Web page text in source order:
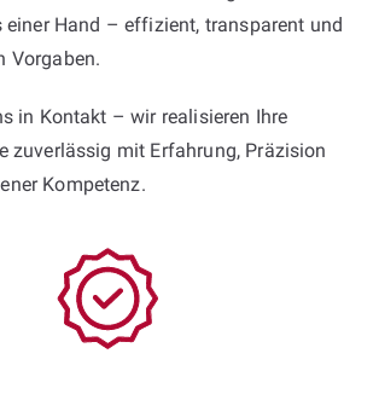
einer Hand – effizient, transparent und
Vorgaben.
in Kontakt – wir realisieren Ihre
zuverlässig mit Erfahrung, Präzision
Kompetenz.